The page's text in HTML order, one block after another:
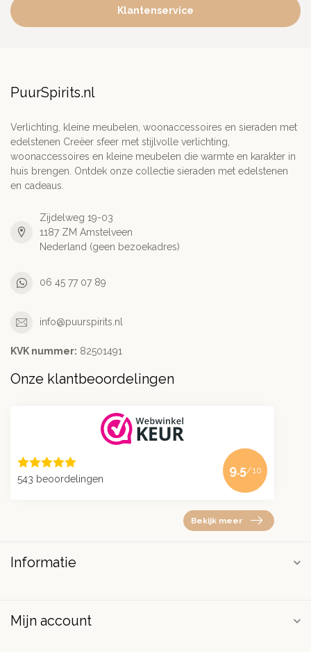
Klantenservice
PuurSpirits.nl
Verlichting, kleine meubelen, woonaccessoires en sieraden met
edelstenen Creëer sfeer met stijlvolle verlichting,
woonaccessoires en kleine meubelen die warmte en karakter in
huis brengen. Ontdek onze collectie sieraden met edelstenen
en cadeaus.
Zijdelweg 19-03
1187 ZM Amstelveen
Nederland (geen bezoekadres)
06 45 77 07 89
info@puurspirits.nl
KVK nummer: 82501491
Onze klantbeoordelingen
543 beoordelingen
9.5/10
Bekijk meer
Informatie
Mijn account